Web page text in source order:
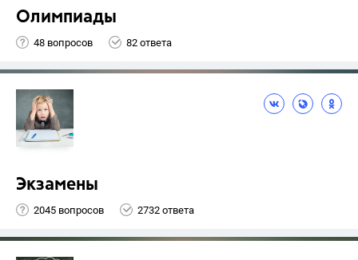
Олимпиады
48 вопросов 82 ответа
Экзамены
2045 вопросов 2732 ответа